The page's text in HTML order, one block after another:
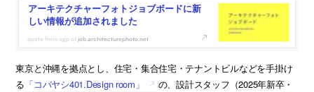
アーキテクチャーフォトジョブボードに新
しい情報が追加されました
job.architecturephoto.net
東京と沖縄を拠点とし、住宅・集合住宅・テナントビルなどを手掛け
る 「コバヤシ401.Design room」
の、設計スタッフ（2025年新卒・